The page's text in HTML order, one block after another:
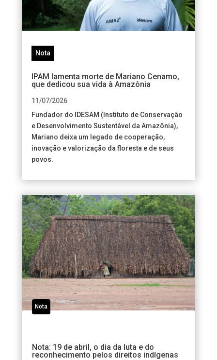
Nota
IPAM lamenta morte de Mariano Cenamo,
que dedicou sua vida à Amazônia
11/07/2026
Fundador do IDESAM (Instituto de Conservação
e Desenvolvimento Sustentável da Amazônia),
Mariano deixa um legado de cooperação,
inovação e valorização da floresta e de seus
povos.
Nota
Nota: 19 de abril, o dia da luta e do
reconhecimento pelos direitos indígenas